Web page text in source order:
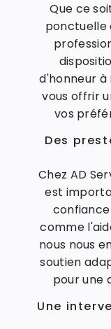
Que ce
ponctuelle
d'honneur
vous offrir
vos
Des
Chez AD
est
comme
nous nous
soutien
pour une
Une